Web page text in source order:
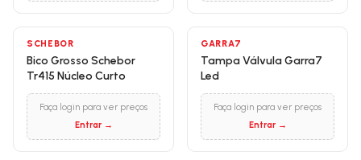
SCHEBOR
Bico Grosso Schebor
Tr415 Núcleo Curto
Faça login para ver preços
Entrar →
GARRA7
Tampa Válvula Garra7
Led
Faça login para ver preços
Entrar →